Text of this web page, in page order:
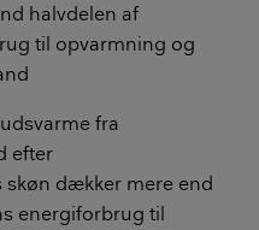
halvdelen af
til opvarmning og
fra
efter
dækker mere end
energiforbrug til